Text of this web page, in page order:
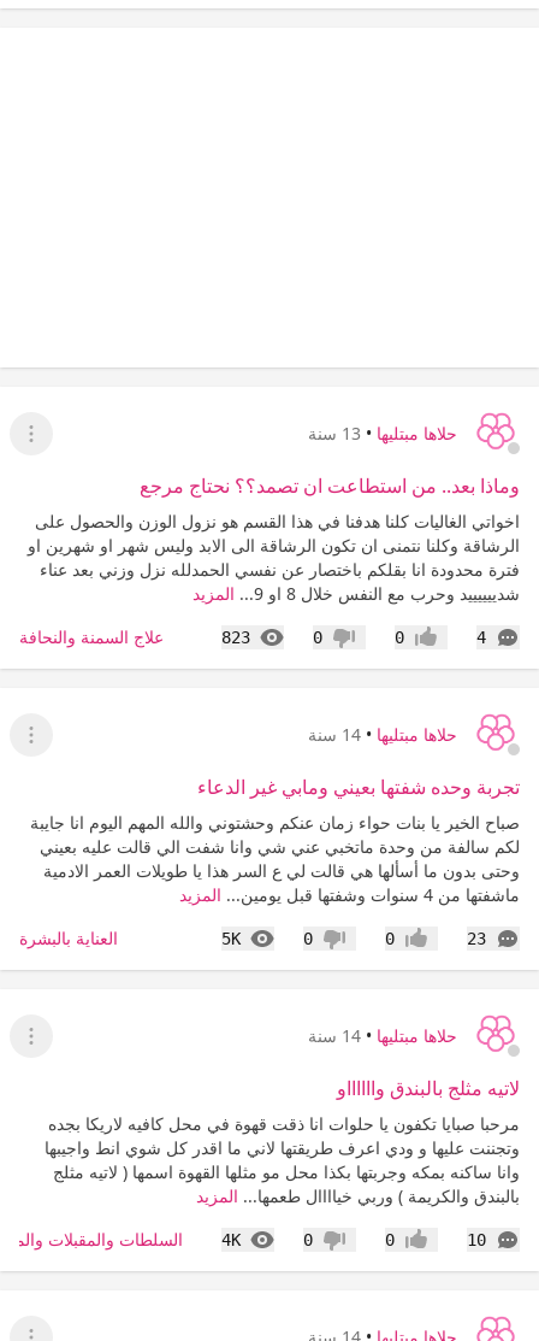
حلاها مبتليها • 13 سنة
عرض
وماذا بعد.. من استطاعت ان تصمد؟؟ نحتاج مرجع
اخواتي الغاليات كلنا هدفنا في هذا القسم هو نزول الوزن والحصول على
الرشاقة وكلنا نتمنى ان تكون الرشاقة الى الابد وليس شهر او شهرين او
فترة محدودة انا بقلكم باختصار عن نفسي الحمدلله نزل وزني بعد عناء
شدييييييد وحرب مع النفس خلال 8 او 9...
المزيد
4
التعليقات إعجاب0 عدم إعجاب
0
823
المشاهدات علاج السمنة والنحافة
حلاها مبتليها • 14 سنة
عرض
تجربة وحده شفتها بعيني ومابي غير الدعاء
صباح الخير يا بنات حواء زمان عنكم وحشتوني والله المهم اليوم انا جايبة
لكم سالفة من وحدة ماتخبي عني شي وانا شفت الي قالت عليه بعيني
وحتى بدون ما أسألها هي قالت لي ع السر هذا يا طويلات العمر الادمية
ماشفتها من 4 سنوات وشفتها قبل يومين...
المزيد
23
التعليقات إعجاب0 عدم إعجاب
0
5K
المشاهدات العناية بالبشرة
حلاها مبتليها • 14 سنة
عرض
لاتيه مثلج بالبندق وااااااو
مرحبا صبايا تكفون يا حلوات انا ذقت قهوة في محل كافيه لاريكا بجده
وتجننت عليها و ودي اعرف طريقتها لاني ما اقدر كل شوي انط واجيبها
وانا ساكنه بمكه وجربتها بكذا محل مو مثلها القهوة اسمها ( لاتيه مثلج
بالبندق والكريمة ) وربي خياااال طعمها... المزيد
10
التعليقات إعجاب0 عدم إعجاب
0
4K
المشاهدات السلطات والمقبلات
حلاها مبتليها • 14 سنة